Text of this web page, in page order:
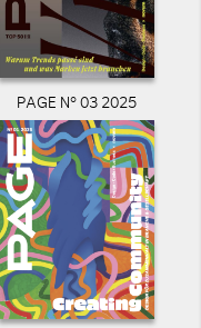
PAGE N° 03 2025